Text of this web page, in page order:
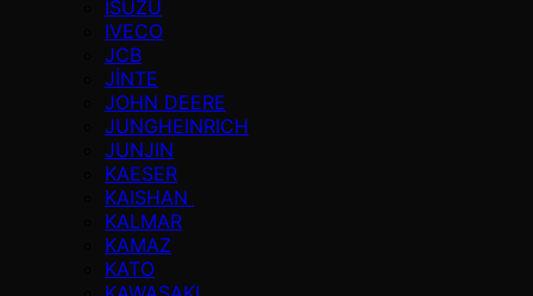
ISUZU
IVECO
JCB
JİNTE
JOHN DEERE
JUNGHEINRICH
JUNJIN
KAESER
KAISHAN
KALMAR
KAMAZ
KATO